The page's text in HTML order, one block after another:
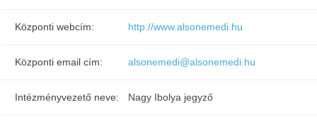
Központi webcím: http://www.alsonemedi.hu
Központi email cím: alsonemedi@alsonemedi.hu
Intézményvezető neve: Nagy Ibolya jegyző